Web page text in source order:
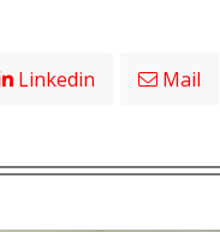
Linkedin Mail